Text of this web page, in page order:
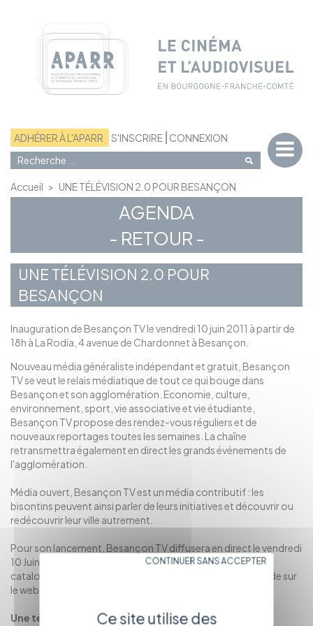
ADHÉRER À L'APARR S'INSCRIRE CONNEXION
Accueil > UNE TÉLÉVISION 2.0 POUR BESANÇON
AGENDA
- RETOUR -
UNE TÉLÉVISION 2.0 POUR
BESANÇON
Inauguration de Besançon TV le vendredi 10 juin 2011 à partir de
18h à La Rodia, 4 avenue de Chardonnet à Besançon.
Nouveau média généraliste indépendant et gratuit, Besançon
TV se veut le relais médiatique de tout ce qui bouge dans
Besançon et son agglomération. Economie, culture,
environnement, sport, vie associative et vie étudiante,
Besançon TV propose des rendez-vous réguliers et de
nouveaux reportages toutes les semaines. La chaîne
retransmettra également en direct les grands événements de
l'agglomération.
Média ouvert, Besançon TV est un média contributif : les
bisontins peuvent ainsi parler de leurs initiatives et découvrir ou
redécouvrir leur ville autrement.
Pour son lancement, Besançon TV diffusera en direct le vendredi
10 Juin à 22H le concert de Stellardrive et proposera un
catalogue de plus de 500 vidéos thématisées, à la demande sur
le web et iPhone.
Une télévision 100% digitale…
Ce site utilise des
CONTINUER SANS ACCEPTER